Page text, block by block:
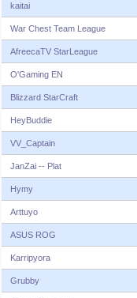
kaitai
War Chest Team League
AfreecaTV StarLeague
O'Gaming EN
Blizzard StarCraft
HeyBuddie
VV_Captain
JanZai -- Plat
Hymy
Arttuyo
ASUS ROG
Karripyora
Grubby